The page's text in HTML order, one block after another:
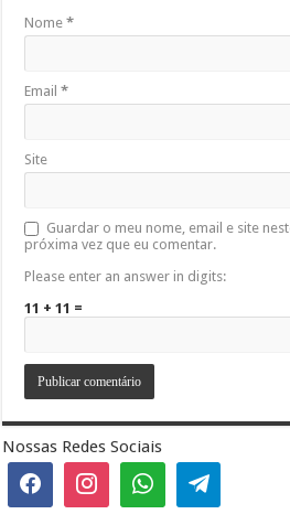
Nome*
Email*
Site
Guardar o meu nome, email e site
próxima vez que eu comentar.
Please enter an answer in digits:
11 + 11 =
Nossas Redes Sociais